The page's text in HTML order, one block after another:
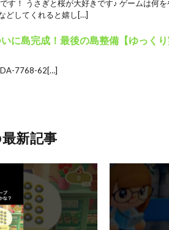
す！ うさぎと桜が大好きです♪ ゲームは何
どしてくれると嬉し[…]
いに島完成！最後の島整備【ゆっく
DA-7768-62[…]
新記事